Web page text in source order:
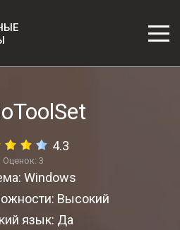
4.3
Оценок: 3
Windows
Высокий
язык: Да